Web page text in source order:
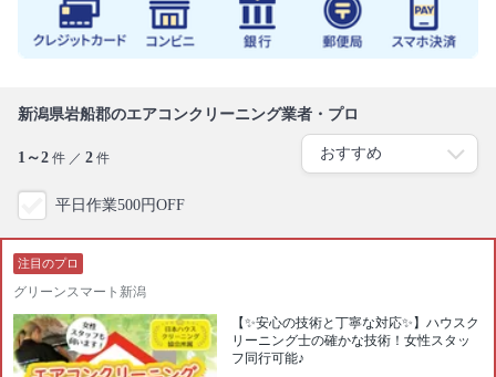
新潟県岩船郡のエアコンクリーニング業者・プロ
1～2 件 ／ 2 件
平日作業500円OFF
注目のプロ
グリーンスマート新潟
【✨安心の技術と丁寧な対応✨】ハウスク
リーニング士の確かな技術！女性スタッ
フ同行可能♪